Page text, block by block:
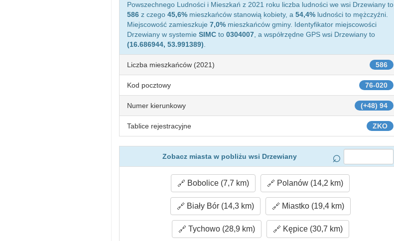
Powszechnego Ludności i Mieszkań z 2021 roku liczba ludności we wsi Drzewiany to
586 z czego 45,6% mieszkańców stanowią kobiety, a 54,4% ludności to mężczyźni.
Miejscowość zamieszkuje 7,0% mieszkańców gminy. Identyfikator miejscowości
Drzewiany w systemie SIMC to 0304007 , a współrzędne GPS wsi Drzewiany to
(16.686944, 53.991389)
586
Liczba mieszkańców (2021)
76-020
Kod pocztowy
(+48) 94
Numer kierunkowy
ZKO
Tablice rejestracyjne
Zobacz miasta w pobliżu wsi Drzewiany
Bobolice (7,7 km) Polanów (14,2 km)
Biały Bór (14,3 km) Miastko (19,4 km)
Tychowo (28,9 km) Kępice (30,7 km)